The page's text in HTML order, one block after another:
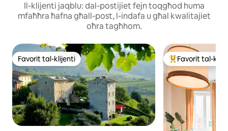
Il-klijenti jaqblu: dal-postijiet fejn toqgħod huma
mfaħħra ħafna għall-post, l-indafa u għal kwalitajiet
oħra tagħhom.
Favorit tal-klijenti
Favorit tal-klijenti Wieħed mill-
Favorit tal-